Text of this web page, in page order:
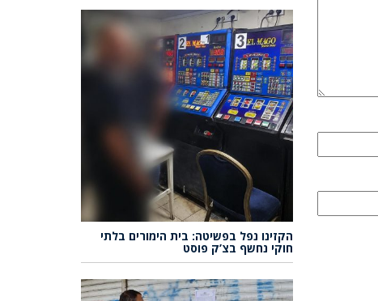
הקזינו נפל בפשיטה: בית הימורים בלתי
חוקי נחשף בצ’ק פוסט